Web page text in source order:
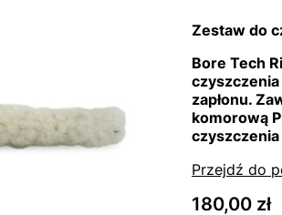
Zestaw do
Bore Tech
zapłonu.
komorową
Przejdź do
Cena
180,00 zł